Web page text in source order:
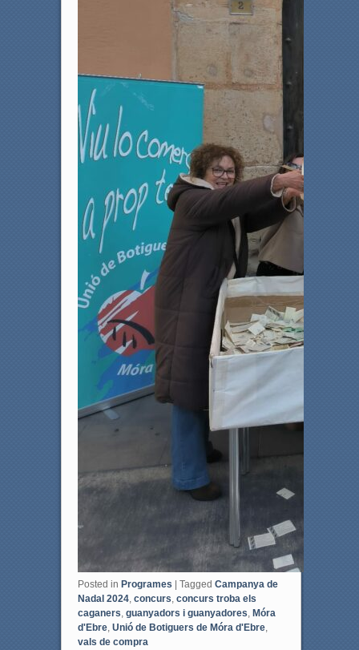
Posted in Programes Tagged Campanya de
Nadal 2024, concurs, concurs troba els
caganers, guanyadors i guanyadores, Móra
d'Ebre, Unió de Botiguers de Móra d'Ebre,
vals de compra